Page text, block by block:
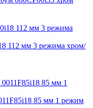
112 мм 3 режима хром/
85 мм 1 режим